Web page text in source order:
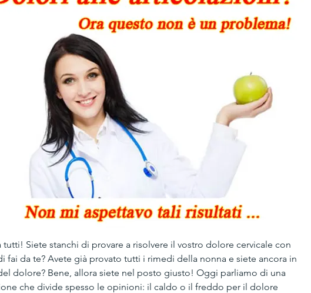
tutti! Siete stanchi di provare a risolvere il vostro dolore cervicale con
fai da te? Avete già provato tutti i rimedi della nonna e siete ancora in
dolore? Bene, allora siete nel posto giusto! Oggi parliamo di una
che divide spesso le opinioni: il caldo o il freddo per il dolore